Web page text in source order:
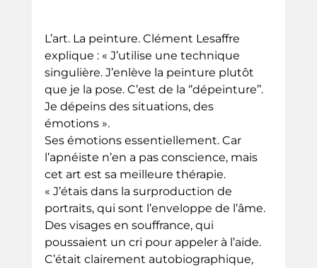
L’art. La peinture. Clément Lesaffre
explique : « J’utilise une technique
singulière. J’enlève la peinture plutôt
que je la pose. C’est de la ‘’dépeinture’’.
Je dépeins des situations, des
émotions ».
Ses émotions essentiellement. Car
l’apnéiste n’en a pas conscience, mais
cet art est sa meilleure thérapie.
« J’étais dans la surproduction de
portraits, qui sont l’enveloppe de l’âme.
Des visages en souffrance, qui
poussaient un cri pour appeler à l’aide.
C’était clairement autobiographique,